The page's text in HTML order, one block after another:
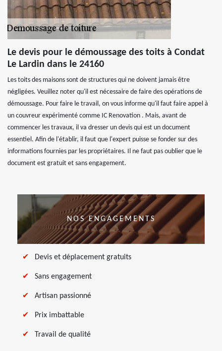
Le devis pour le démoussage des toits à Condat
Le Lardin dans le 24160
Les toits des maisons sont de structures qui ne doivent jamais être
négligées. Veuillez noter qu'il est nécessaire de faire des opérations de
démoussage. Pour faire le travail, on vous informe qu'il faut faire appel à
un couvreur expérimenté comme IC Renovation . Mais, avant de
commencer les travaux, il va dresser un devis qui est un document
essentiel. Afin de l'établir, il faut que l'expert puisse se fonder sur des
informations fournies par les propriétaires. Il ne faut pas oublier que le
document est gratuit et sans engagement.
NOS ENGAGEMENTS
Devis et déplacement gratuits
Sans engagement
Artisan passionné
Prix imbattable
Travail de qualité